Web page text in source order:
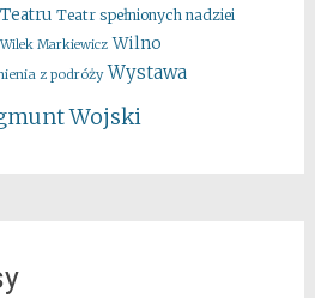
Teatr spełnionych nadziei
Wilek Markiewicz Wilno
z podróży Wystawa
Wojski